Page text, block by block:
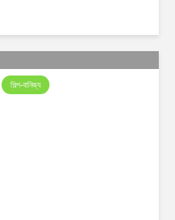
শিল্প-বানিজ্য